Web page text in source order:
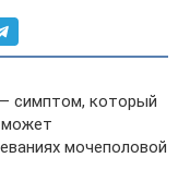
симптом, который
может
мочеполовой